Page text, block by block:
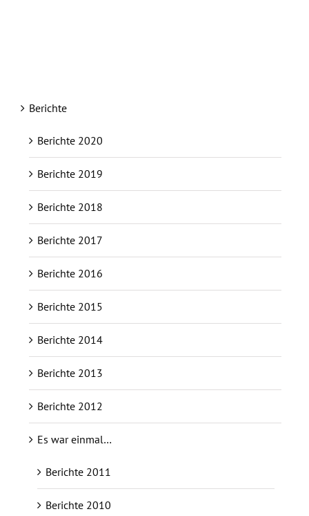
Berichte
Berichte 2020
Berichte 2019
Berichte 2018
Berichte 2017
Berichte 2016
Berichte 2015
Berichte 2014
Berichte 2013
Berichte 2012
Es war einmal…
Berichte 2011
Berichte 2010